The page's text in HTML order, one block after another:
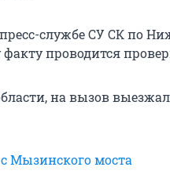
службе СУ СК по
проводится
на вызов
Мызинского моста